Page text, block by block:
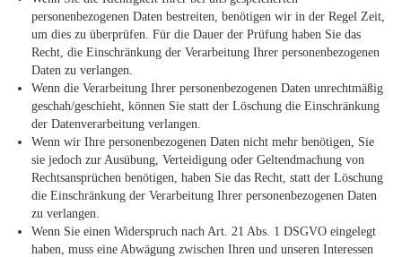
personenbezogenen Daten bestreiten, benötigen wir in der Regel Zeit,
um dies zu überprüfen. Für die Dauer der Prüfung haben Sie das
Recht, die Einschränkung der Verarbeitung Ihrer personenbezogenen
Daten zu verlangen.
Wenn die Verarbeitung Ihrer personenbezogenen Daten unrechtmäßig
geschah/geschieht, können Sie statt der Löschung die Einschränkung
der Datenverarbeitung verlangen.
Wenn wir Ihre personenbezogenen Daten nicht mehr benötigen, Sie
sie jedoch zur Ausübung, Verteidigung oder Geltendmachung von
Rechtsansprüchen benötigen, haben Sie das Recht, statt der Löschung
die Einschränkung der Verarbeitung Ihrer personenbezogenen Daten
zu verlangen.
Wenn Sie einen Widerspruch nach Art. 21 Abs. 1 DSGVO eingelegt
haben, muss eine Abwägung zwischen Ihren und unseren Interessen